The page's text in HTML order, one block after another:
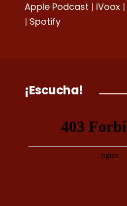
Apple Podcast | iVoox |
| Spotify
¡Escucha!